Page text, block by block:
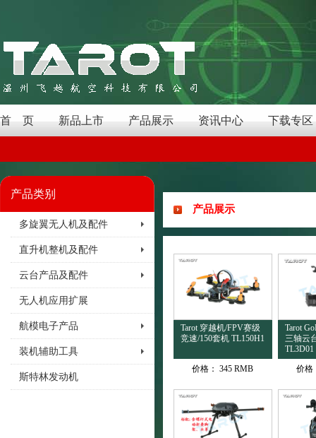
首 页 新品上市 产品展示 资讯中心 下载专区
产品类别
多旋翼无人机及配件
直升机整机及配件
云台产品及配件
无人机应用扩展
航模电子产品
装机辅助工具
斯特林发动机
产品展示
Tarot 穿越机/FPV赛级
竞速/150套机 TL150H1
价格： 345 RMB
Tarot
三轴云
TL3D01
价格